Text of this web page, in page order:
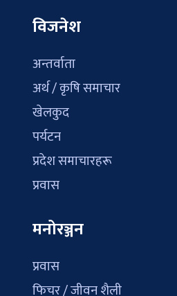
विजनेश
अन्तर्वाता
अर्थ / कृषि समाचार
खेलकुद
पर्यटन
प्रदेश समाचारहरू
प्रवास
मनोरञ्जन
प्रवास
फिचर / जीवन शैली